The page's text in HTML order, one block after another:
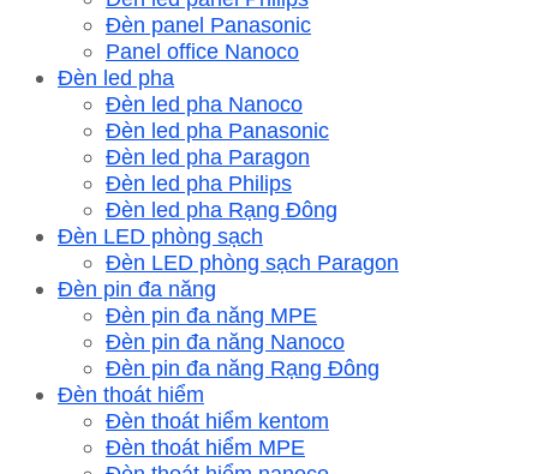
Đèn panel Panasonic
Panel office Nanoco
Đèn led pha
Đèn led pha Nanoco
Đèn led pha Panasonic
Đèn led pha Paragon
Đèn led pha Philips
Đèn led pha Rạng Đông
Đèn LED phòng sạch
Đèn LED phòng sạch Paragon
Đèn pin đa năng
Đèn pin đa năng MPE
Đèn pin đa năng Nanoco
Đèn pin đa năng Rạng Đông
Đèn thoát hiểm
Đèn thoát hiểm kentom
Đèn thoát hiểm MPE